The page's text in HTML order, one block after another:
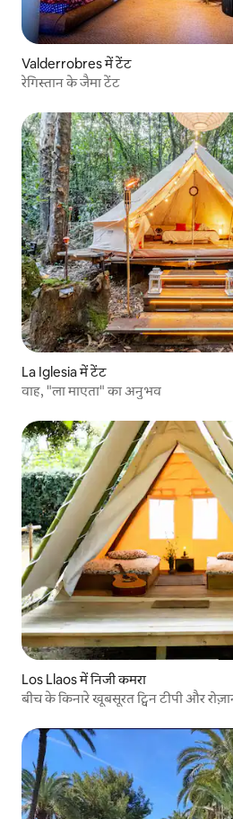
Valderrobres में टेंट
रेगिस्तान के जैमा टेंट
La Iglesia में टेंट
वाह, "ला माएता" का अनुभव
Los Llaos में निजी कमरा
बीच के किनारे खूबसूरत ट्विन टीपी और